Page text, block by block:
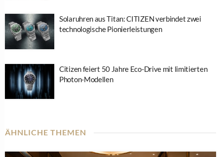
Solaruhren aus Titan: CITIZEN verbindet zwei
technologische Pionierleistungen
Citizen feiert 50 Jahre Eco-Drive mit limitierten
Photon-Modellen
ÄHNLICHE THEMEN